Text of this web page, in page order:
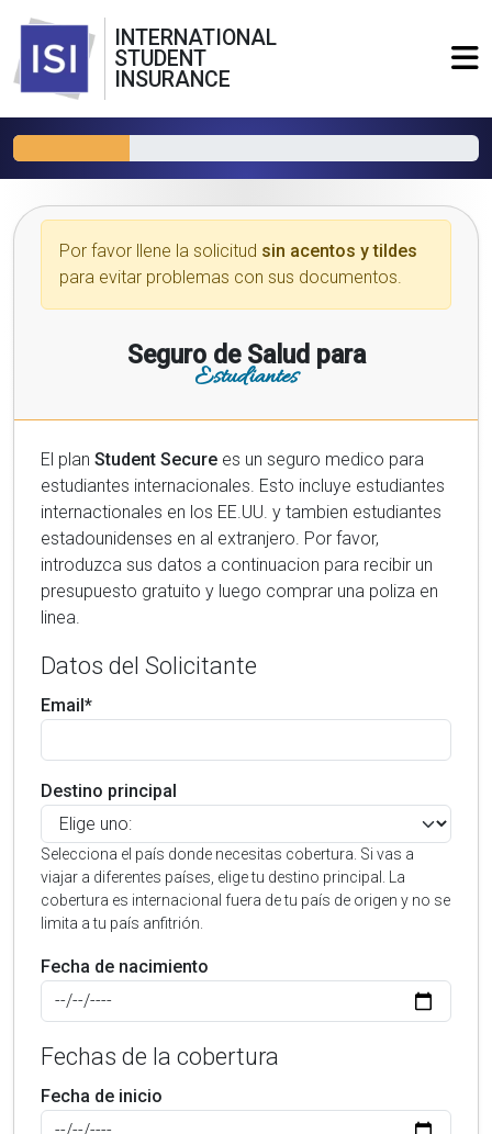
INTERNATIONAL
STUDENT
INSURANCE
Por favor llene la solicitud sin acentos y tildes
para evitar problemas con sus documentos.
Seguro de Salud para
Estudiantes
El plan Student Secure es un seguro medico para
estudiantes internacionales. Esto incluye estudiantes
internactionales en los EE.UU. y tambien estudiantes
estadounidenses en al extranjero. Por favor,
introduzca sus datos a continuacion para recibir un
presupuesto gratuito y luego comprar una poliza en
linea.
Datos del Solicitante
Email*
Destino principal
Selecciona el país donde necesitas cobertura. Si vas a
viajar a diferentes países, elige tu destino principal. La
cobertura es internacional fuera de tu país de origen y no se
limita a tu país anfitrión.
Fecha de nacimiento
Fechas de la cobertura
Fecha de inicio